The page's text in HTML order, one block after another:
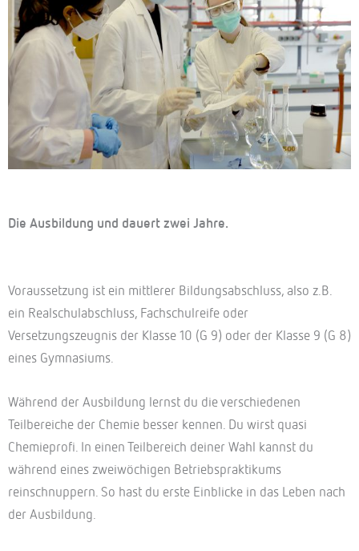
Die Ausbildung und dauert zwei Jahre.
Voraussetzung ist ein mittlerer Bildungsabschluss, also z.B.
ein Realschulabschluss, Fachschulreife oder
Versetzungszeugnis der Klasse 10 (G 9) oder der Klasse 9 (G 8)
eines Gymnasiums.
Während der Ausbildung lernst du die verschiedenen
Teilbereiche der Chemie besser kennen. Du wirst quasi
Chemieprofi. In einen Teilbereich deiner Wahl kannst du
während eines zweiwöchigen Betriebspraktikums
reinschnuppern. So hast du erste Einblicke in das Leben nach
der Ausbildung.